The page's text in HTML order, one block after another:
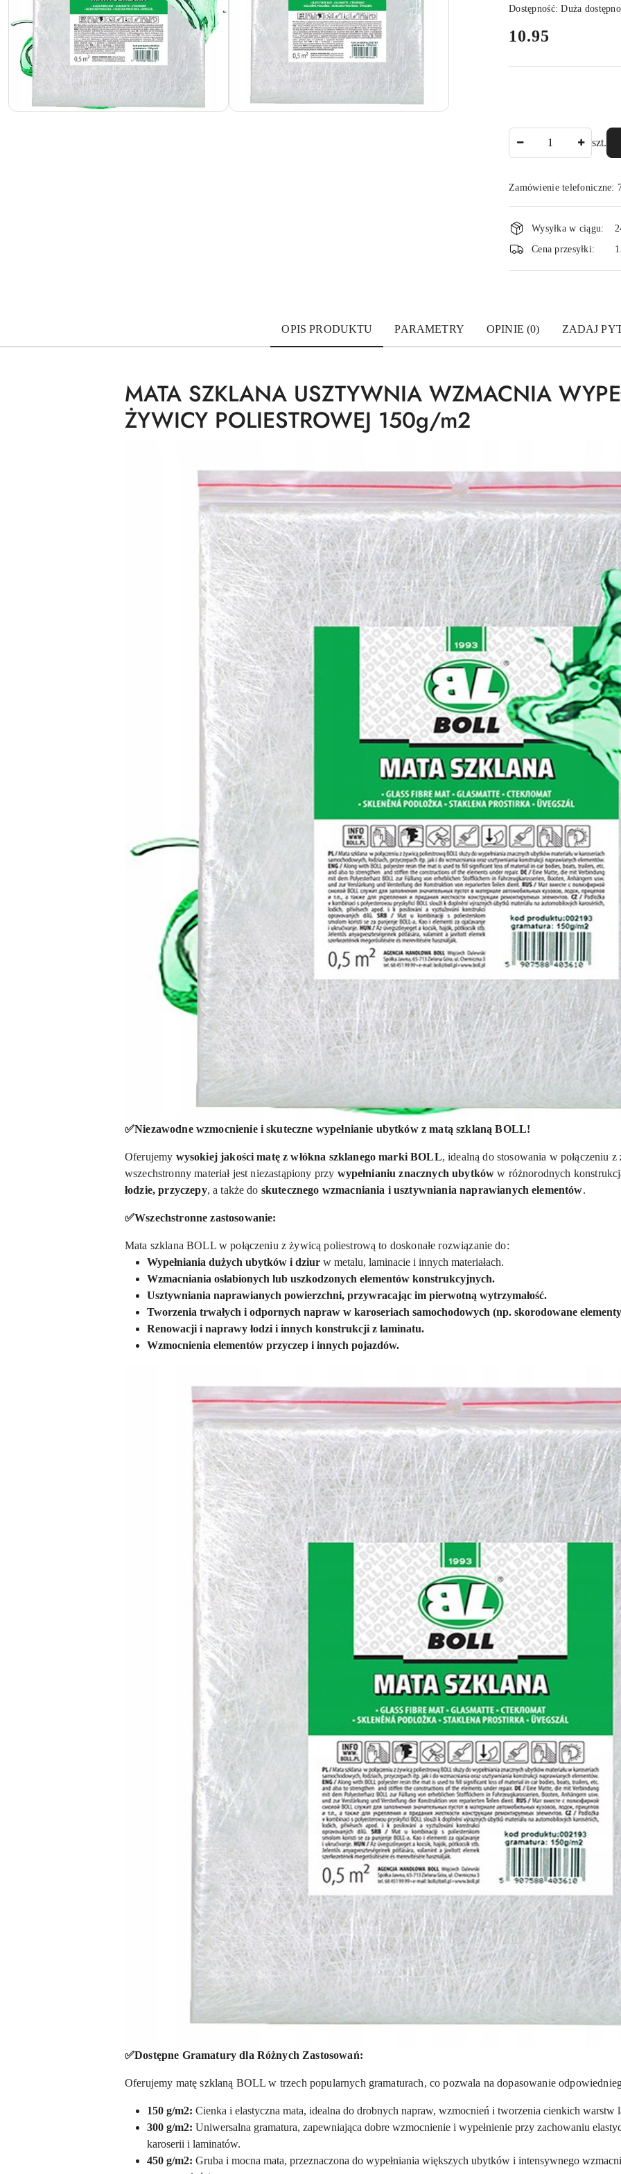
Dostępność:Duża
cena:
10.95
szt.
Zamówienie telefoniczne:
Dostępność
i
dostawa
Wysyłka w ciągu:
Cena przesyłki:
OPIS PRODUKTU PARAMETRY OPINIE (0) ZADAJ
MATA SZKLANA USZTYWNIA WZMACNIA
ŻYWICY POLIESTROWEJ 150g/m2
✅Niezawodne wzmocnienie i skuteczne wypełnianie ubytków z matą szklaną BOLL!
Oferujemy wysokiej jakości matę z włókna szklanego marki BOLL, idealną do stosowania w połączeniu z
wszechstronny materiał jest niezastąpiony przy wypełnianiu znacznych ubytków w różnorodnych
łodzie, przyczepy, a także do skutecznego wzmacniania i usztywniania naprawianych elementów.
✅Wszechstronne zastosowanie:
Mata szklana BOLL w połączeniu z żywicą poliestrową to doskonałe rozwiązanie do:
Wypełniania dużych ubytków i dziur w metalu, laminacie i innych materiałach.
Wzmacniania osłabionych lub uszkodzonych elementów konstrukcyjnych.
Usztywniania naprawianych powierzchni, przywracając im pierwotną wytrzymałość.
Tworzenia trwałych i odpornych napraw w karoseriach samochodowych (np. skorodowane
Renowacji i naprawy łodzi i innych konstrukcji z laminatu.
Wzmocnienia elementów przyczep i innych pojazdów.
✅Dostępne Gramatury dla Różnych Zastosowań:
Oferujemy matę szklaną BOLL w trzech popularnych gramaturach, co pozwala na dopasowanie
150 g/m2: Cienka i elastyczna mata, idealna do drobnych napraw, wzmocnień i tworzenia cienkich warstw
300 g/m2: Uniwersalna gramatura, zapewniająca dobre wzmocnienie i wypełnienie przy zachowaniu
karoserii i laminatów.
450 g/m2: Gruba i mocna mata, przeznaczona do wypełniania większych ubytków i intensywnego